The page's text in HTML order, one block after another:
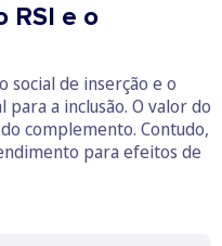
RSI e o
social de inserção e o
a inclusão. O valor do
complemento. Contudo,
para efeitos de